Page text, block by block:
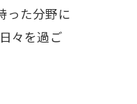
った分野に
々を過ご